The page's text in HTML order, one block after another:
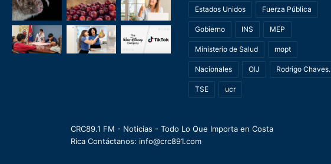
Estados Unidos Fuerza Pública
Gobierno INS MEP
Ministerio de Salud mopt
Nacionales OIJ Rodrigo Chaves.
TSE ucr
CRC89.1 FM - Noticias - Todo Lo Que Importa en Costa
Rica Contáctanos: info@crc891.com